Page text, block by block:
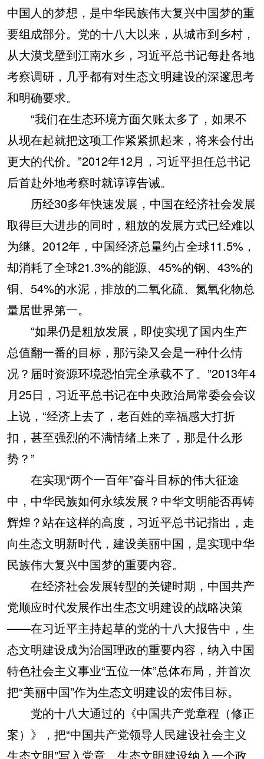
中国人的梦想，是中华民族伟大复兴中国梦的重
要组成部分。党的十八大以来，从城市到乡村，
从大漠戈壁到江南水乡，习近平总书记每赴各地
考察调研，几乎都有对生态文明建设的深邃思考
和明确要求。
“我们在生态环境方面欠账太多了，如果不
从现在起就把这项工作紧紧抓起来，将来会付出
更大的代价。”2012年12月，习近平担任总书记
后首赴外地考察时就谆谆告诫。
历经30多年快速发展，中国在经济社会发展
取得巨大进步的同时，粗放的发展方式已经难以
为继。2012年，中国经济总量约占全球11.5%，
却消耗了全球21.3%的能源、45%的钢、43%的
铜、54%的水泥，排放的二氧化硫、氮氧化物总
量居世界第一。
“如果仍是粗放发展，即使实现了国内生产
总值翻一番的目标，那污染又会是一种什么情
况？届时资源环境恐怕完全承载不了。”2013年4
月25日，习近平总书记在中央政治局常委会会议
上说，“经济上去了，老百姓的幸福感大打折
扣，甚至强烈的不满情绪上来了，那是什么形
势？”
在实现“两个一百年”奋斗目标的伟大征途
中，中华民族如何永续发展？中华文明能否再铸
辉煌？站在这样的高度，习近平总书记指出，走
向生态文明新时代，建设美丽中国，是实现中华
民族伟大复兴中国梦的重要内容。
在经济社会发展转型的关键时期，中国共产
党顺应时代发展作出生态文明建设的战略决策
——在习近平主持起草的党的十八大报告中，生
态文明建设成为治国理政的重要内容，纳入中国
特色社会主义事业“五位一体”总体布局，并首次
把“美丽中国”作为生态文明建设的宏伟目标。
党的十八大通过的《中国共产党章程（修正
案）》，把“中国共产党领导人民建设社会主义
生态文明”写入党章。生态文明建设纳入一个政